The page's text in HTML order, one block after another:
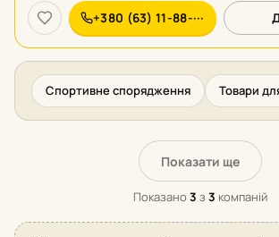
+380 (63) 11-88-···
Спортивне спорядження Товари
Показати ще
Показано 3 з 3 компаній